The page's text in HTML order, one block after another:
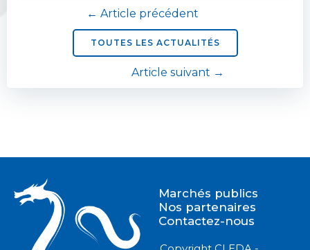
Navigation
de
l’article
← Article précédent
TOUTES LES ACTUALITÉS
Navigation
Article suivant →
Marchés publics
Nos partenaires
Contactez-nous